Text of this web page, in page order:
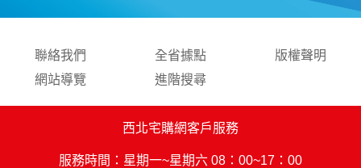
聯絡我們 全省據點
版權聲明
網站導覽
進階搜尋
西北宅購網客戶服務
服務時間：星期一~星期六 08：00~17：00